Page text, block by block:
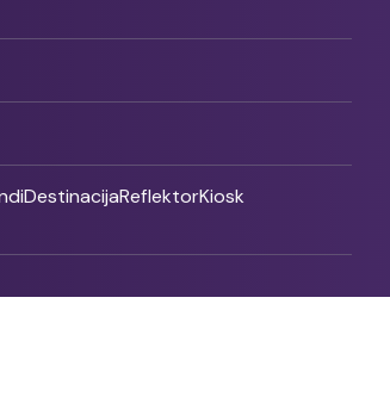
DestinacijaReflektorKiosk